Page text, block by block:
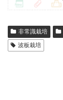
非常識栽培
波板栽培